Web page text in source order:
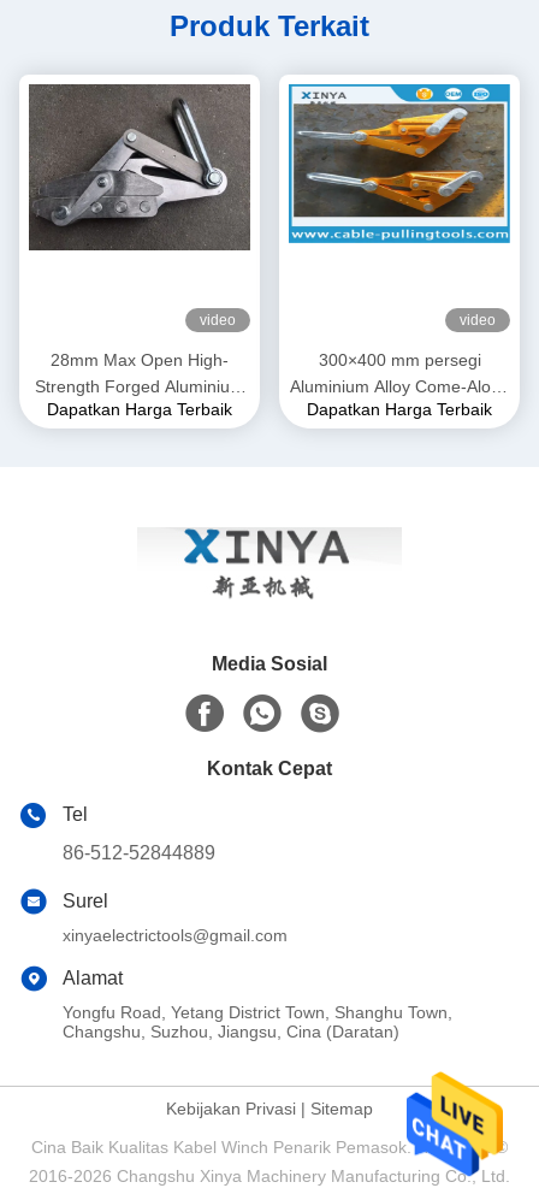
Produk Terkait
video
28mm Max Open High-
Strength Forged Aluminium
Alloy Come-Along Clamp
Dapatkan Harga Terbaik
video
300×400 mm persegi
Aluminium Alloy Come-Along
Clamp. Grip Transmission
Dapatkan Harga Terbaik
Media Sosial
Kontak Cepat
Tel
86-512-52844889
Surel
xinyaelectrictools@gmail.com
Alamat
Yongfu Road, Yetang District Town, Shanghu Town,
Changshu, Suzhou, Jiangsu, Cina (Daratan)
Kebijakan Privasi | Sitemap
Cina Baik Kualitas Kabel Winch Penarik Pemasok. Hak Cipta ©
2016-2026 Changshu Xinya Machinery Manufacturing Co., Ltd.